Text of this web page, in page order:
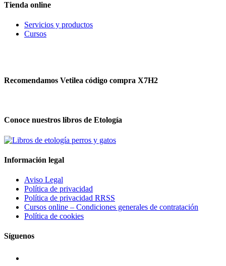
Tienda online
Servicios y productos
Cursos
Recomendamos Vetilea código compra X7H2
Conoce nuestros libros de Etología
Información legal
Aviso Legal
Política de privacidad
Política de privacidad RRSS
Cursos online – Condiciones generales de contratación
Política de cookies
Síguenos